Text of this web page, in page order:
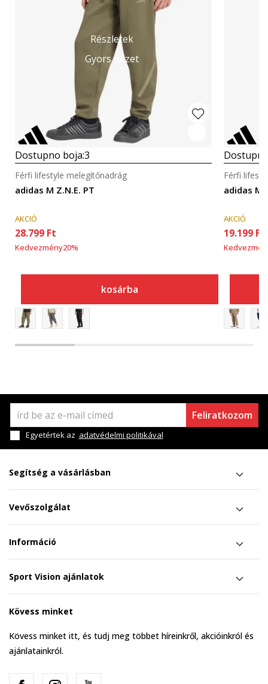
Részletek
Gyors nézet
Dostupno boja:3
adidas M Z.N.E. PT
Férfi lifestyle melegítőnadrág
AKCIÓ
28.799 Ft
Kedvezmény20%
kosárba
adidas M
Férfi
AKCIÓ
19.199 Ft
Feliratkozom
Egyetértek az adatvédelmi politikával
Segítség a vásárlásban
Vevőszolgálat
Információ
Sport Vision ajánlatok
Kövess minket
Kövess minket itt, és tudj meg többet híreinkről, akcióinkról és
ajánlatainkról.